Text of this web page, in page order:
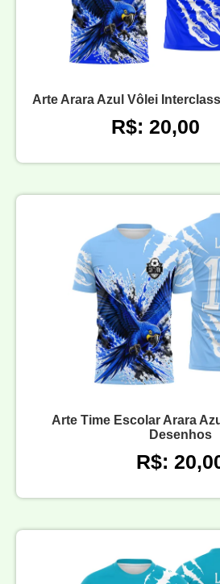
Arte Arara Azul Vôlei
R$: 20,00
Arte Time Escolar Arara
Desenhos
R$: